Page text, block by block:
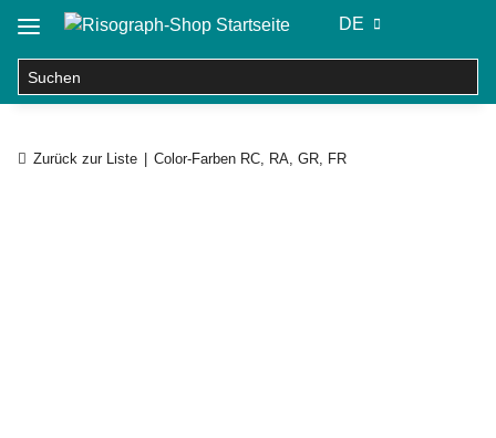
DE
Zurück zur Liste Color-Farben RC, RA, GR, FR